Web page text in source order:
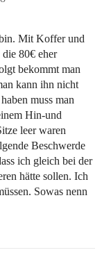
Mit Koffer und
80€ eher
bekommt man
kann ihn nicht
muss man
Hin-und
leer waren
Beschwerde
ich gleich bei der
hätte sollen. Ich
Sowas nenn